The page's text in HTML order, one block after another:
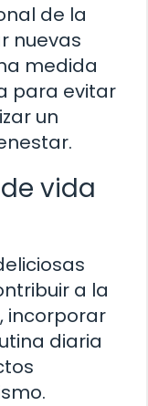
de la
nuevas
medida
para evitar
un
vida
a la
incorporar
diaria